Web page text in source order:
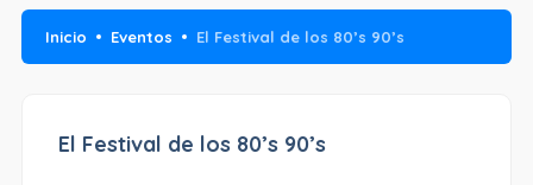
Inicio Eventos El Festival de los 80’s 90’s
El Festival de los 80’s 90’s